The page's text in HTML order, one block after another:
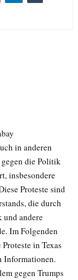
in anderen
gegen die Politik
insbesondere
Proteste sind
die durch
andere
Im Folgenden
in Texas
Informationen.
gegen Trumps